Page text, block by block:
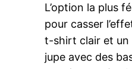
L’option la plus
pour casser
t-shirt clair et un
jupe avec des